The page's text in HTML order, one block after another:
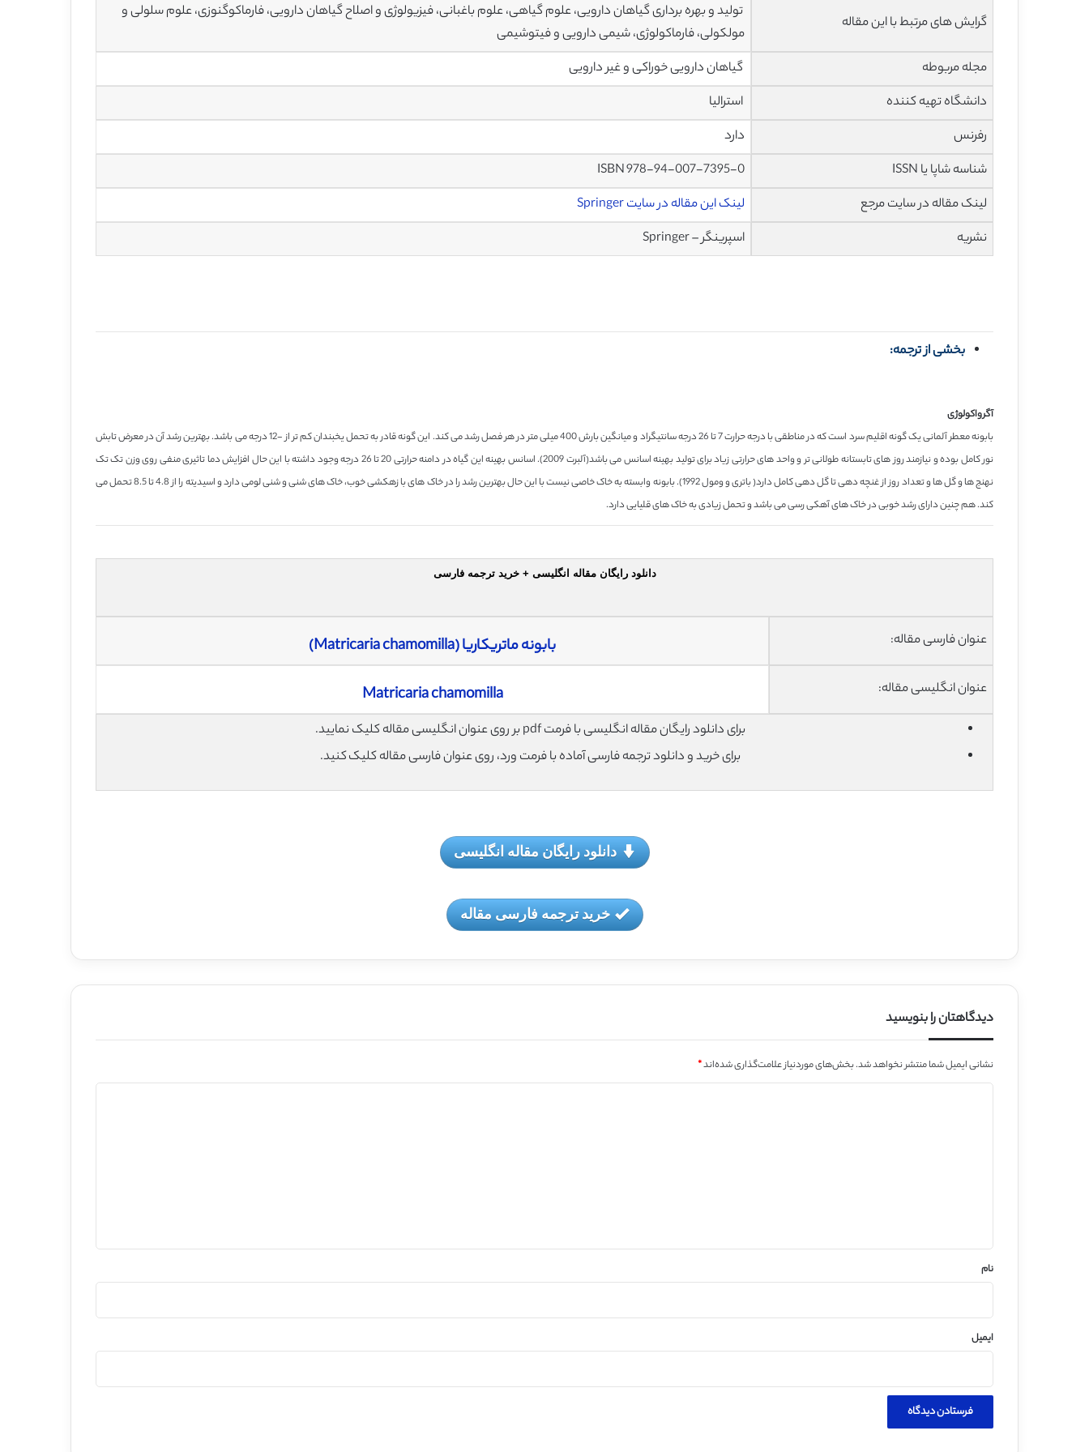
گرایش های مرتبط با این مقاله
تولید و بهره برداری گیاهان دارویی، علوم گیاهی، علوم باغبانی، فیزیولوژی و اصلاح گیاهان دارویی، فارماکوگنوزی، علوم سلولی و
مولکولی، فارماکولوژی، شیمی دارویی و فیتوشیمی
مجله مربوطه
گیاهان دارویی خوراکی و غیر دارویی
دانشگاه تهیه کننده
استرالیا
رفرنس
دارد
شناسه شاپا یا ISSN
ISBN 978-94-007-7395-0
لینک مقاله در سایت مرجع
لینک این مقاله در سایت Springer
نشریه
اسپرینگر – Springer
بخشی از ترجمه:
آگرواکولوژی
بابونه معطر آلمانی یک گونه اقلیم سرد است که در مناطقی با درجه حرارت 7 تا 26 درجه سانتیگراد و میانگین بارش 400 میلی متر در هر فصل رشد می کند. این گونه قادر به تحمل یخبندان کم تر از -12 درجه می باشد. بهترین رشد آن در معرض تابش
نور کامل بوده و نیازمند روز های تابستانه طولانی تر و واحد های حرارتی زیاد برای تولید بهینه اسانس می باشد(آلبرت 2009). اسانس بهینه این گیاه در دامنه حرارتی 20 تا 26 درجه وجود داشته با این حال افزایش دما تاثیری منفی روی وزن تک تک
نهنج ها و گل ها و تعداد روز از غنچه دهی تا گل دهی کامل دارد( باتری و ومول 1992). بابونه وابسته به خاک خاصی نیست با این حال بهترین رشد را در خاک های با زهکشی خوب، خاک های شنی و شنی لومی دارد و اسیدیته را از 4.8 تا 8.5 تحمل می
کند. هم چنین دارای رشد خوبی در خاک های آهکی رسی می باشد و تحمل زیادی به خاک های قلیایی دارد.
دانلود رایگان مقاله انگلیسی + خرید ترجمه فارسی
عنوان فارسی مقاله: بابونه ماتریکاریا (Matricaria chamomilla)
عنوان انگلیسی مقاله: Matricaria chamomilla
برای دانلود رایگان مقاله انگلیسی با فرمت pdf بر روی عنوان انگلیسی مقاله کلیک نمایید.
برای خرید و دانلود ترجمه فارسی آماده با فرمت ورد، روی عنوان فارسی مقاله کلیک کنید.
دانلود رایگان مقاله انگلیسی
خرید ترجمه فارسی مقاله
دیدگاهتان را بنویسید
نشانی ایمیل شما منتشر نخواهد شد.بخش‌های موردنیاز علامت‌گذاری شده‌اند*
نام
ایمیل